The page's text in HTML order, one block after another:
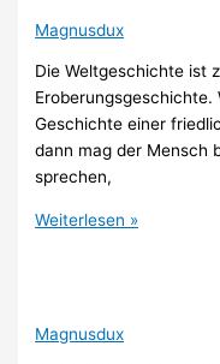
Magnusdux
Die Weltgeschichte ist
Eroberungsgeschichte.
Geschichte einer
dann mag der Mensch
sprechen,
Weiterlesen »
Magnusdux